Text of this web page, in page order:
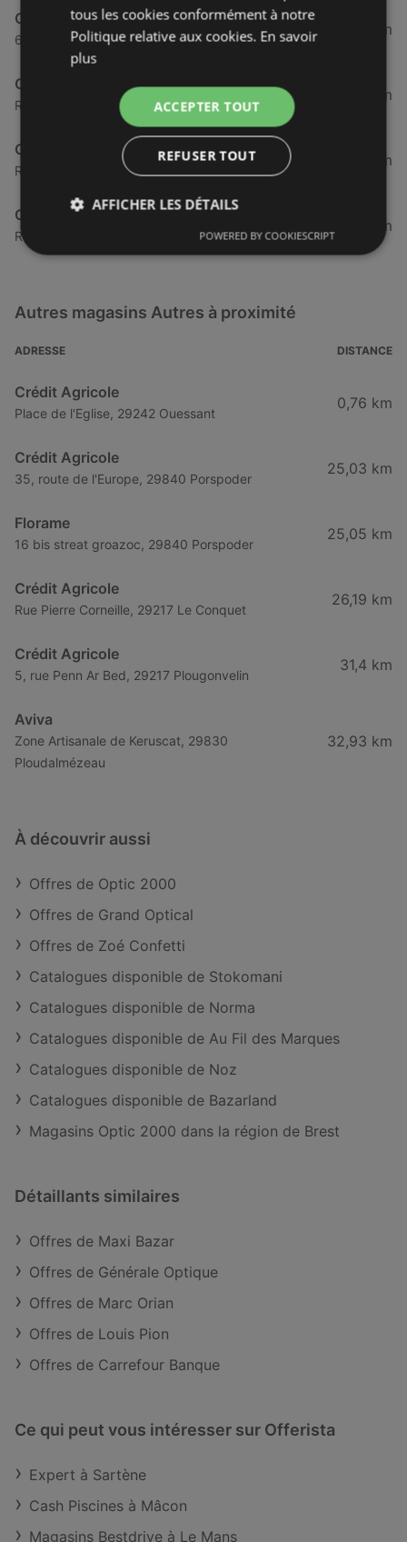
Optic 2000
62 Rue du Siam, 29200 Brest
45,46 km
Optic 2000
Rue du Verger, 29880 Plouguerneau
46,52 km
Optic 2000
Route de Gouesnou, 29200 Brest
46,57 km
Optic 2000
Route de Gouesnou, 29200 Brest
46,57 km
Autres magasins Autres à proximité
ADRESSE DISTANCE
Crédit Agricole
Place de l'Eglise, 29242 Ouessant
0,76 km
Crédit Agricole
35, route de l'Europe, 29840 Porspoder
25,03 km
Florame
16 bis streat groazoc, 29840 Porspoder
25,05 km
Crédit Agricole
Rue Pierre Corneille, 29217 Le Conquet
26,19 km
Crédit Agricole
5, rue Penn Ar Bed, 29217 Plougonvelin
31,4 km
Aviva
Zone Artisanale de Keruscat, 29830
Ploudalmézeau
32,93 km
À découvrir aussi
Offres de Optic 2000
Offres de Grand Optical
Offres de Zoé Confetti
Catalogues disponible de Stokomani
Catalogues disponible de Norma
Catalogues disponible de Au Fil des Marques
Catalogues disponible de Noz
Catalogues disponible de Bazarland
Magasins Optic 2000 dans la région de Brest
Détaillants similaires
Offres de Maxi Bazar
Offres de Générale Optique
Offres de Marc Orian
Offres de Louis Pion
Offres de Carrefour Banque
Ce qui peut vous intéresser sur Offerista
Expert à Sartène
Cash Piscines à Mâcon
Magasins Bestdrive à Le Mans
tous les cookies conformément à notre
Politique relative aux cookies. En savoir
plus
ACCEPTER TOUT
REFUSER TOUT
AFFICHER LES DÉTAILS
POWERED BY COOKIESCRIPT